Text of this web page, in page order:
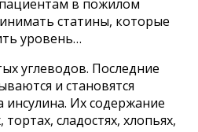
в пожилом
статины, которые
уровень…
углеводов. Последние
и становятся
инсулина. Их содержание
сладостях, хлопьях,